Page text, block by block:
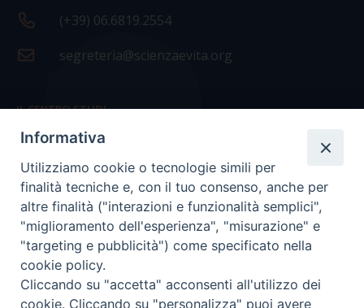
(+39) 06.6819.2554
segreteria@scienzaevita.org
IL CENTRO STUDI
La nostra storia
Statuto
Presidenza e ufficio presidenza
Consiglio scientifico
Coordinamento nazionale
Informativa
Utilizziamo cookie o tecnologie simili per
finalità tecniche e, con il tuo consenso, anche per
altre finalità ("interazioni e funzionalità semplici",
"miglioramento dell'esperienza", "misurazione" e
"targeting e pubblicità") come specificato nella
cookie policy.
Cliccando su "accetta" acconsenti all'utilizzo dei
cookie. Cliccando su "personalizza" puoi avere